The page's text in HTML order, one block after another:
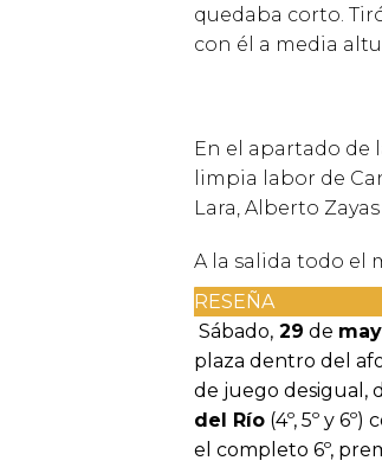
quedaba corto. Tir
con é l a media
En el apartado de
limpia labor de
Lara, Alberto
A la salida todo el
RESEÑA
Sábado, 29 de
plaza dentro del
de juego desigual,
del Río (4º, 5º y
el completo 6º,